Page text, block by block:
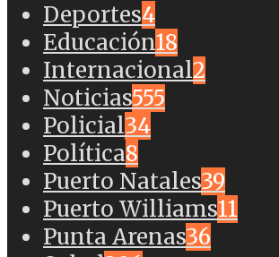
Deportes4
Educación18
Internacional2
Noticias555
Policial34
Política8
Puerto Natales39
Puerto Williams11
Punta Arenas36